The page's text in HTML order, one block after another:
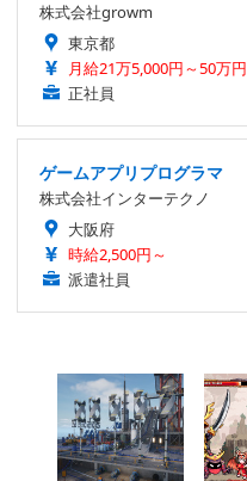
株式会社growm
東京都
月給21万5,000円～50万円
正社員
ゲームアプリプログラマ
株式会社インターテクノ
大阪府
時給2,500円～
派遣社員